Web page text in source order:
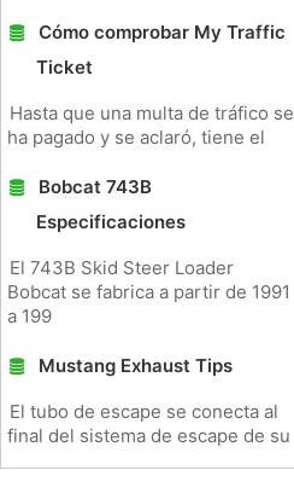
Cómo comprobar My Traffic
Ticket
Hasta que una multa de tráfico se
ha pagado y se aclaró, tiene el
Bobcat 743B
Especificaciones
El 743B Skid Steer Loader
Bobcat se fabrica a partir de 1991
a 199
Mustang Exhaust Tips
El tubo de escape se conecta al
final del sistema de escape de su